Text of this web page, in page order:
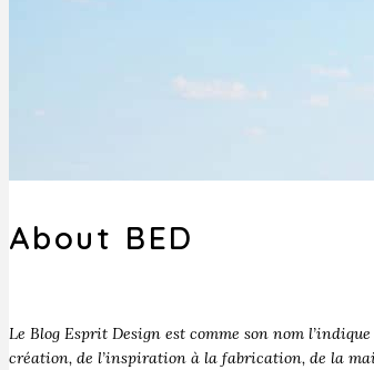
About BED
Le Blog Esprit Design est comme son nom
création, de l’inspiration à la fabrication, de la